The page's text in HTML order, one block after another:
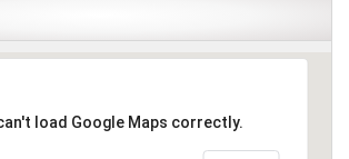
load Google Maps correctly.